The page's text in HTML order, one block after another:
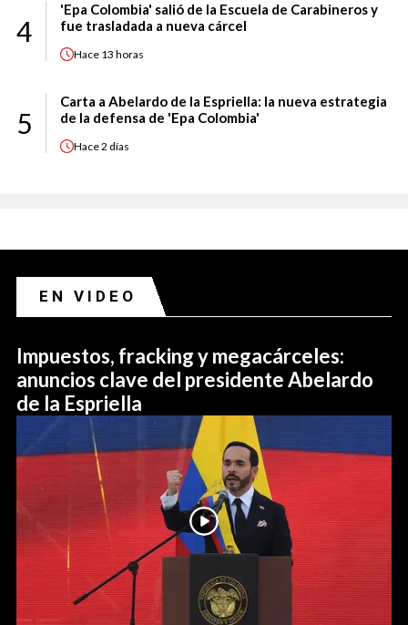
4
'Epa Colombia' salió de la Escuela de Carabineros y
fue trasladada a nueva cárcel
Hace 13 horas
5
Carta a Abelardo de la Espriella: la nueva estrategia
de la defensa de 'Epa Colombia'
Hace2 días
EN VIDEO
Impuestos, fracking y megacárceles:
anuncios clave del presidente Abelardo
de la Espriella